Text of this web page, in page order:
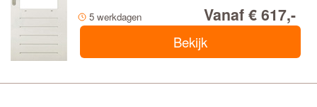
5 werkdagen Vanaf € 617,-
Bekijk